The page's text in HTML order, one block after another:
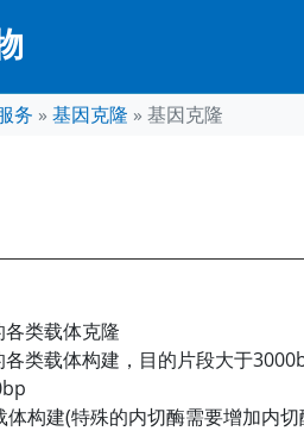
务 » 基因克隆 » 基因克隆
各类载体克隆
各类载体构建，目的片段大于
体构建(特殊的内切酶需要增加内切